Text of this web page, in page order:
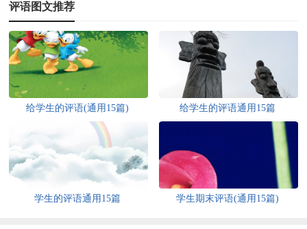
评语图文推荐
给学生的评语(通用15篇) 给学生的评语通用15篇
学生的评语通用15篇 学生期末评语(通用15篇)